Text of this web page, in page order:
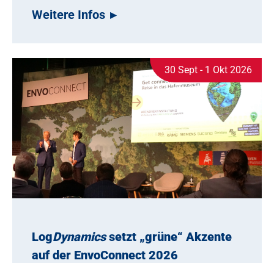
Weitere Infos
LogDynamicssetzt „grüne“ Akzente
auf der EnvoConnect 2026
30 Sept - 1 Okt 2026